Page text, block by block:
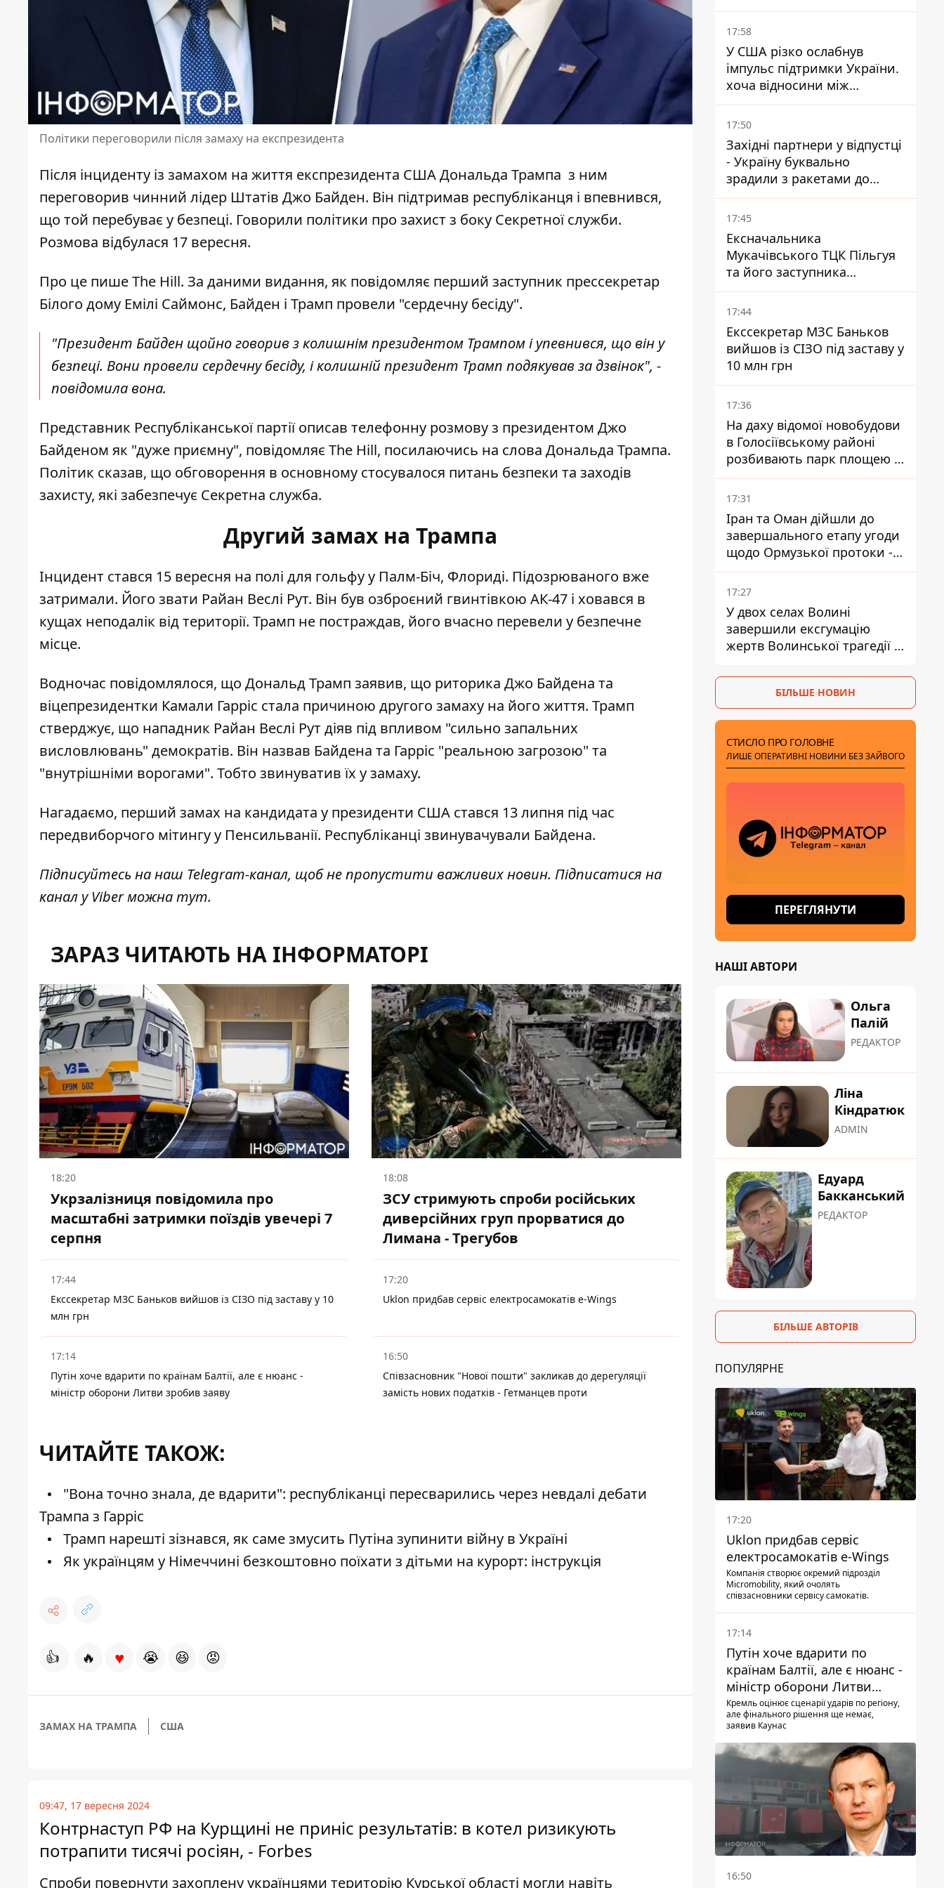
Політики переговорили після замаху на експрезидента
Після інциденту із замахом на життя експрезидента США Дональда Трампа з ним
переговорив чинний лідер Штатів Джо Байден. Він підтримав республіканця і впевнився,
що той перебуває у безпеці. Говорили політики про захист з боку Секретної служби.
Розмова відбулася 17 вересня.
Про це пише The Hill. За даними видання, як повідомляє перший заступник прессекретар
Білого дому Емілі Саймонс, Байден і Трамп провели "сердечну бесіду".
"Президент Байден щойно говорив з колишнім президентом Трампом і упевнився, що він у
безпеці. Вони провели сердечну бесіду, і колишній президент Трамп подякував за дзвінок", -
повідомила вона.
Представник Республіканської партії описав телефонну розмову з президентом Джо
Байденом як "дуже приємну", повідомляє The Hill, посилаючись на слова Дональда Трампа.
Політик сказав, що обговорення в основному стосувалося питань безпеки та заходів
захисту, які забезпечує Секретна служба.
Другий замах на Трампа
Інцидент стався 15 вересня на полі для гольфу у Палм-Біч, Флориді. Підозрюваного вже
затримали. Його звати Райан Веслі Рут. Він був озброєний гвинтівкою АК-47 і ховався в
кущах неподалік від території. Трамп не постраждав, його вчасно перевели у безпечне
місце.
Водночас повідомлялося, що Дональд Трамп заявив, що риторика Джо Байдена та
віцепрезидентки Камали Гарріс стала причиною другого замаху на його життя. Трамп
стверджує, що нападник Райан Веслі Рут діяв під впливом "сильно запальних
висловлювань" демократів. Він назвав Байдена та Гарріс "реальною загрозою" та
"внутрішніми ворогами". Тобто звинуватив їх у замаху.
Нагадаємо, перший замах на кандидата у президенти США стався 13 липня під час
передвиборчого мітингу у Пенсильванії. Республіканці звинувачували Байдена.
Підписуйтесь на наш Telegram-канал, щоб не пропустити важливих новин. Підписатися на
канал у Viber можнатут.
ЗАРАЗ ЧИТАЮТЬ НА ІНФОРМАТОРІ
18:20
Укрзалізниця повідомила про
масштабні затримки поїздів увечері 7
серпня
18:08
ЗСУ стримують спроби російських
диверсійних груп прорватися до
Лимана - Трегубов
17:44
Екссекретар МЗС Баньков вийшов із СІЗО під заставу у 10
млн грн
17:20
Uklon придбав сервіс електросамокатів e-Wings
17:14
Путін хоче вдарити по країнам Балтії, але є нюанс -
міністр оборони Литви зробив заяву
16:50
Співзасновник "Нової пошти" закликав до дерегуляції
замість нових податків - Гетманцев проти
ЧИТАЙТЕ ТАКОЖ:
"Вона точно знала, де вдарити": республіканці пересварились через невдалі дебати
Трампа з Гарріс
Трамп нарешті зізнався, як саме змусить Путіна зупинити війну в Україні
Як українцям у Німеччині безкоштовно поїхати з дітьми на курорт: інструкція
👍 🔥 ♥ 😭 😆 😡
ЗАМАХ НА ТРАМПА США
09:47, 17 вересня 2024
Контрнаступ РФ на Курщині не приніс результатів: в котел ризикують
потрапити тисячі росіян, - Forbes
Спроби повернути захоплену українцями територію Курської області могли навіть
17:58
У США різко ослабнув
імпульс підтримки України.
хоча відносини між
Зеленським і Трампом
донедавна покращувалися -
The Atlantic
17:50
Західні партнери у відпустці
- Україну буквально
зрадили з ракетами до
Patriot - експерт Мусієнко
17:45
Ексначальника
Мукачівського ТЦК Пільгуя
та його заступника
відправили в СІЗО без
права застави – журналіст
17:44
Екссекретар МЗС Баньков
вийшов із СІЗО під заставу у
10 млн грн
17:36
На даху відомої новобудови
в Голосіївському районі
розбивають парк площею в
гектар
17:31
Іран та Оман дійшли до
завершального етапу угоди
щодо Ормузької протоки -
укладення залежить від
зняття блокади США
17:27
У двох селах Волині
завершили ексгумацію
жертв Волинської трагедії -
БІЛЬШЕ НОВИН
СТИСЛО ПРО ГОЛОВНЕ
ЛИШЕ ОПЕРАТИВНІ НОВИНИ БЕЗ ЗАЙВОГО
ПЕРЕГЛЯНУТИ
НАШІ АВТОРИ
Ольга
Палій
РЕДАКТОР
Ліна
Кіндратюк
ADMIN
Едуард
Бакканський
РЕДАКТОР
БІЛЬШЕ АВТОРІВ
ПОПУЛЯРНЕ
17:20
Uklon придбав сервіс
електросамокатів e-Wings
Компанія створює окремий підрозділ
Micromobility, який очолять
співзасновники сервісу самокатів.
17:14
Путін хоче вдарити по
країнам Балтії, але є нюанс -
міністр оборони Литви
зробив заяву
Кремль оцінює сценарії ударів по регіону,
але фінального рішення ще немає,
заявив Каунас
16:50